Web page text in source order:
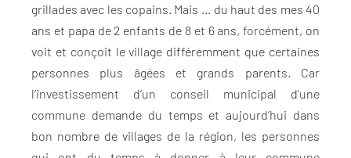
grillades avec les copains. Mais … du haut des mes 40
ans et papa de 2 enfants de 8 et 6 ans, forcément, on
voit et conçoit le village différemment que certaines
personnes plus âgées et grands parents. Car
l’investissement d’un conseil municipal d’une
commune demande du temps et aujourd’hui dans
bon nombre de villages de la région, les personnes